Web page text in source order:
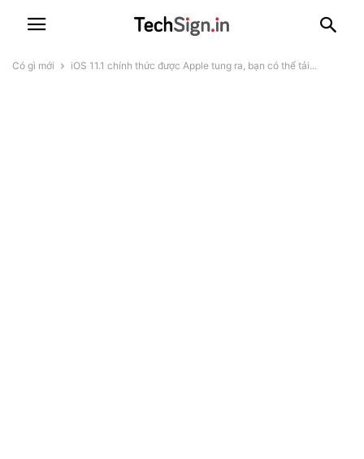
Có gì mới iOS 11.1 chính thức được Apple tung ra, bạn có thể tải...